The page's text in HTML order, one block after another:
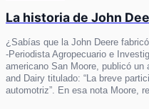
La historia de John
¿Sabías que la John Deere
-Periodista Agropecuario e
americano San Moore, publicó
and Dairy titulado: “La breve
automotriz”. En esa nota Moore,